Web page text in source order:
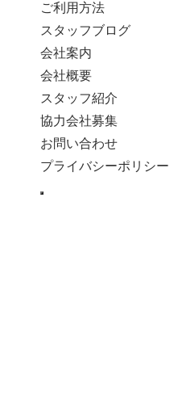
ご利用方法
スタッフブログ
会社案内
会社概要
スタッフ紹介
協力会社募集
お問い合わせ
プライバシーポリシー